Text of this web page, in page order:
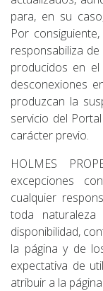
para, en su
Por consiguiente,
responsabiliza
producidos en
desconexiones
produzcan la
servicio del
carácter previo.
HOLMES
excepciones
cualquier
toda
disponibilidad,
la página y de
expectativa de
atribuir a la